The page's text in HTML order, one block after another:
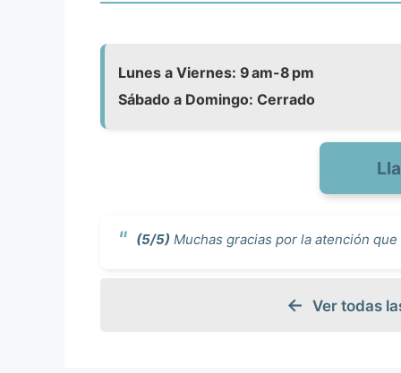
Lunes a Viernes: 9 am-8 pm
Sábado a Domingo: Cerrado
(5/5) Muchas gracias por la atención
Ver todas